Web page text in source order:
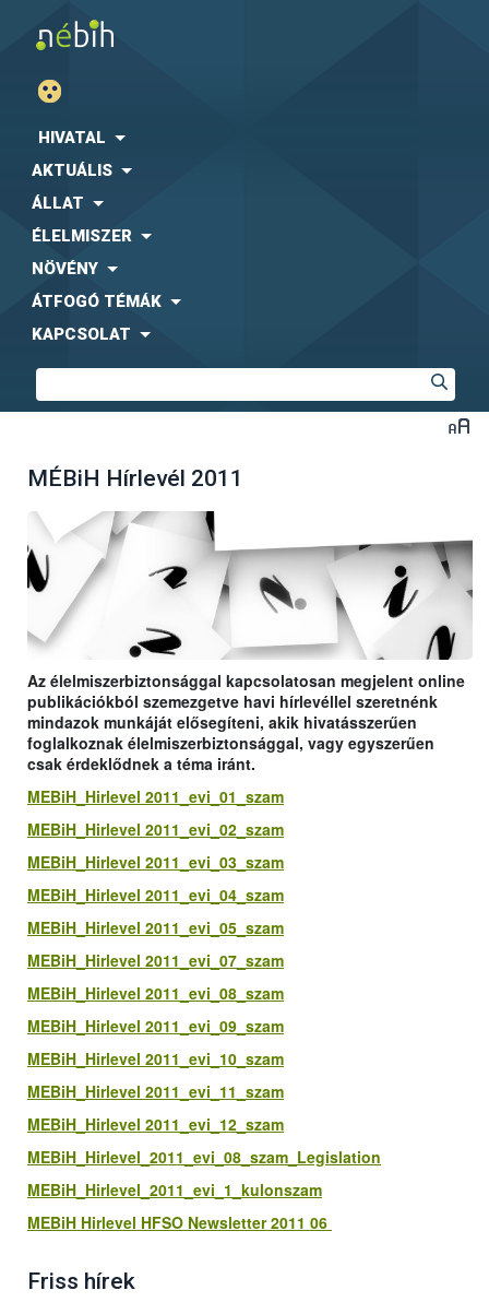
HIVATAL
AKTUÁLIS
ÁLLAT
ÉLELMISZER
NÖVÉNY
ÁTFOGÓ TÉMÁK
KAPCSOLAT
MÉBiH Hírlevél 2011
Az élelmiszerbiztonsággal kapcsolatosan megjelent online
publikációkból szemezgetve havi hírlevéllel szeretnénk
mindazok munkáját elősegíteni, akik hivatásszerűen
foglalkoznak élelmiszerbiztonsággal, vagy egyszerűen
csak érdeklődnek a téma iránt.
MEBiH_Hirlevel 2011_evi_01_szam
MEBiH_Hirlevel 2011_evi_02_szam
MEBiH_Hirlevel 2011_evi_03_szam
MEBiH_Hirlevel 2011_evi_04_szam
MEBiH_Hirlevel 2011_evi_05_szam
MEBiH_Hirlevel 2011_evi_07_szam
MEBiH_Hirlevel 2011_evi_08_szam
MEBiH_Hirlevel 2011_evi_09_szam
MEBiH_Hirlevel 2011_evi_10_szam
MEBiH_Hirlevel 2011_evi_11_szam
MEBiH_Hirlevel 2011_evi_12_szam
MEBiH_Hirlevel_2011_evi_08_szam_Legislation
MEBiH_Hirlevel_2011_evi_1_kulonszam
MEBiH Hirlevel HFSO Newsletter 2011 06
Friss hírek